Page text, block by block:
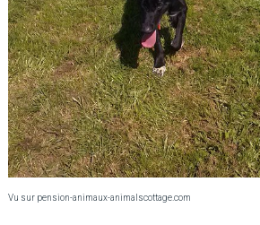
Vu sur pension-animaux-animalscottage.com